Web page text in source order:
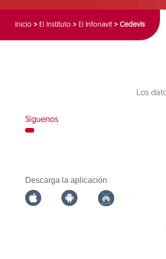
Inicio > El Instituto > El Infonavit > Cedevis
Los
Síguenos
Descarga la aplicación